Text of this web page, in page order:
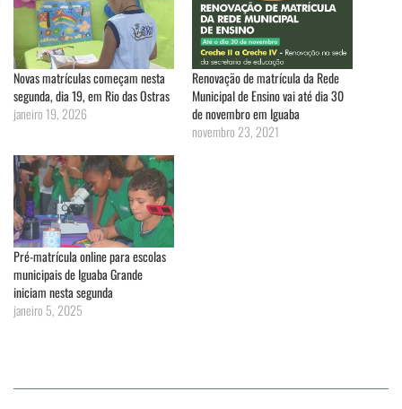
Novas matrículas começam nesta
segunda, dia 19, em Rio das Ostras
janeiro 19, 2026
Renovação de matrícula da Rede
Municipal de Ensino vai até dia 30
de novembro em Iguaba
novembro 23, 2021
Pré-matrícula online para escolas
municipais de Iguaba Grande
iniciam nesta segunda
janeiro 5, 2025